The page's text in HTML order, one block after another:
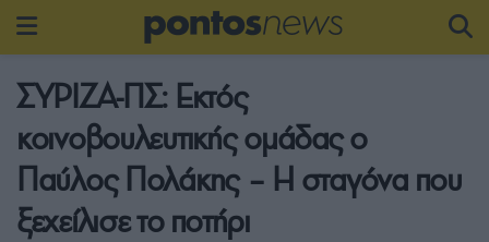
ΣΥΡΙΖΑ-ΠΣ: Εκτός
κοινοβουλευτικής ομάδας ο
Παύλος Πολάκης – Η σταγόνα που
ξεχείλισε το ποτήρι